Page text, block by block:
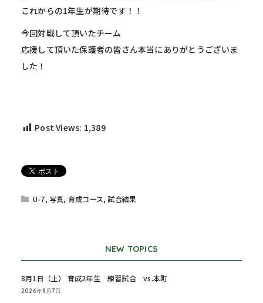
これからの1年生が期待です！！
今回対戦して頂いたチーム
応援して頂いた保護者の皆さん本当にありがとうございま
した！
Post Views: 1,389
U-7, 写真, 育成コース,試合結果
NEW TOPICS
8月1日（土） 育成2年生 練習試合 vs.本町
2026年8月7日